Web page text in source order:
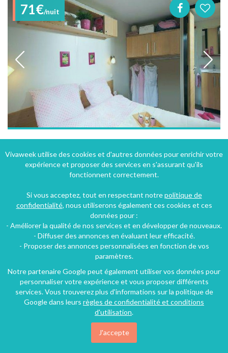
71€/nuit
Grand bungalow en bois à 3km de Chantilly et 20km du Parc Astérix
Saint-Leu-d'Esserent (27 km), Oise, Picardie, Hauts-de-France, France
152€/nuit
Vivaweek utilise des cookies et d'autres données pour enrichir votre
expérience et proposer des services en s'assurant qu'ils
fonctionnent correctement.
Si vous acceptez, tout en respectant notrepolitique de
confidentialité, nous utiliserons également ces cookies et ces
données pour :
- Améliorer la qualité de nos services et en développer de nouveaux.
- Diffuser des annonces en évaluant leur efficacité.
- Proposer des annonces personnalisées en fonction de vos
paramètres.
Notre partenaire Google peut également utiliser vos données pour
personnaliser votre expérience et vous proposer différents
services. Vous trouverez plus d'informations sur la politique de
Google dans leurs règles de confidentialité et conditions
d'utilisation.
J'accepte